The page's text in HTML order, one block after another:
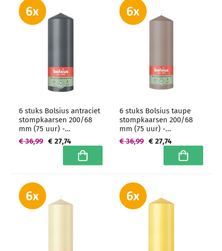
6 stuks Bolsius antraciet
stompkaarsen 200/68
mm (75 uur) -
grootverpakking
€ 27,74
€ 36,99
In winkelwagen
6 stuks Bolsius taupe
stompkaarsen 200/68
mm (75 uur) -
grootverpakking
€ 27,74
€ 36,99
In